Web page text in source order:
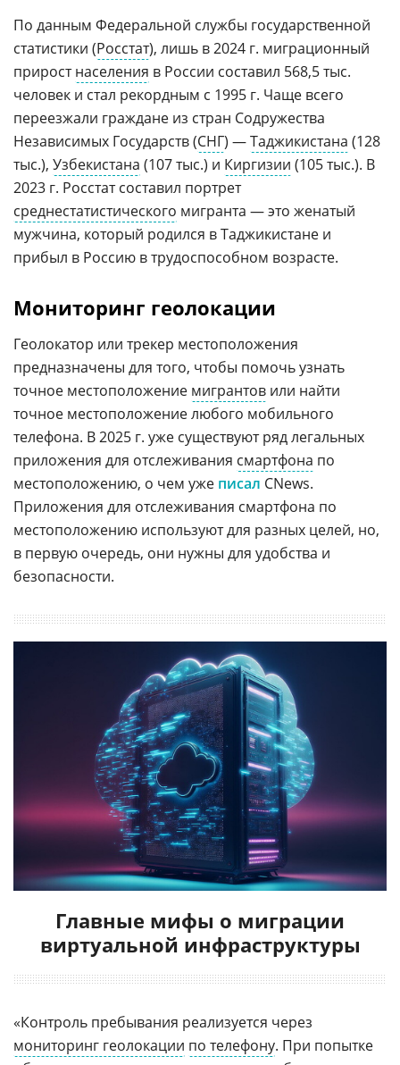
По данным Федеральной службы государственной
статистики (Росстат), лишь в 2024 г. миграционный
приростнаселения в России составил 568,5 тыс.
человек и стал рекордным с 1995 г. Чаще всего
переезжали граждане из стран Содружества
Независимых Государств (СНГ) —Таджикистана (128
тыс.), Узбекистана (107 тыс.) и Киргизии (105 тыс.). В
2023 г. Росстат составил портрет
среднестатистического мигранта — это женатый
мужчина, который родился в Таджикистане и
прибыл в Россию в трудоспособном возрасте.
Мониторинг геолокации
Геолокатор или трекер местоположения
предназначены для того, чтобы помочь узнать
точное местоположение мигрантов или найти
точное местоположение любого мобильного
телефона. В 2025 г. уже существуют ряд легальных
приложения для отслеживания смартфона по
местоположению, о чем уже писал CNews.
Приложения для отслеживания смартфона по
местоположению используют для разных целей, но,
в первую очередь, они нужны для удобства и
безопасности.
Главные мифы о миграции
виртуальной инфраструктуры
«Контроль пребывания реализуется через
мониторинг геолокации по телефону. При попытке